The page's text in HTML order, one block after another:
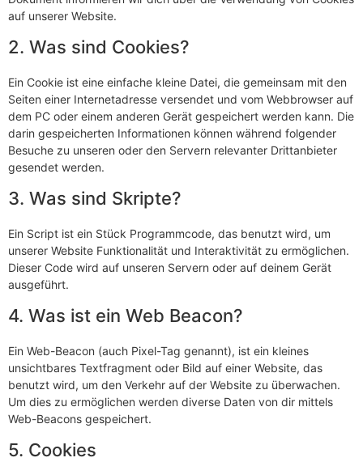
auf unserer Website.
2. Was sind Cookies?
Ein Cookie ist eine einfache kleine Datei, die gemeinsam mit den
Seiten einer Internetadresse versendet und vom Webbrowser auf
dem PC oder einem anderen Gerät gespeichert werden kann. Die
darin gespeicherten Informationen können während folgender
Besuche zu unseren oder den Servern relevanter Drittanbieter
gesendet werden.
3. Was sind Skripte?
Ein Script ist ein Stück Programmcode, das benutzt wird, um
unserer Website Funktionalität und Interaktivität zu ermöglichen.
Dieser Code wird auf unseren Servern oder auf deinem Gerät
ausgeführt.
4. Was ist ein Web Beacon?
Ein Web-Beacon (auch Pixel-Tag genannt), ist ein kleines
unsichtbares Textfragment oder Bild auf einer Website, das
benutzt wird, um den Verkehr auf der Website zu überwachen.
Um dies zu ermöglichen werden diverse Daten von dir mittels
Web-Beacons gespeichert.
5. Cookies